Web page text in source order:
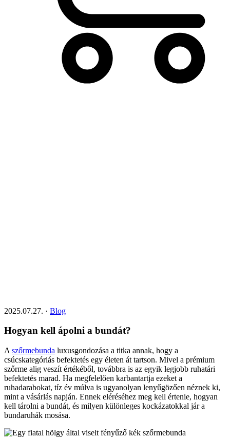
2025.07.27. · Blog
Hogyan kell ápolni a bundát?
A szőrmebunda luxusgondozása a titka annak, hogy a
csúcskategóriás befektetés egy életen át tartson. Mivel a prémium
szőrme alig veszít értékéből, továbbra is az egyik legjobb ruhatári
befektetés marad. Ha megfelelően karbantartja ezeket a
ruhadarabokat, tíz év múlva is ugyanolyan lenyűgözően néznek ki,
mint a vásárlás napján. Ennek eléréséhez meg kell értenie, hogyan
kell tárolni a bundát, és milyen különleges kockázatokkal jár a
bundaruhák mosása.